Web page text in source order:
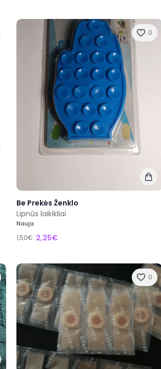
0
Be Prekės Ženklo
Lipnūs laikikliai
Nauja
1,50€ 2,25€
0